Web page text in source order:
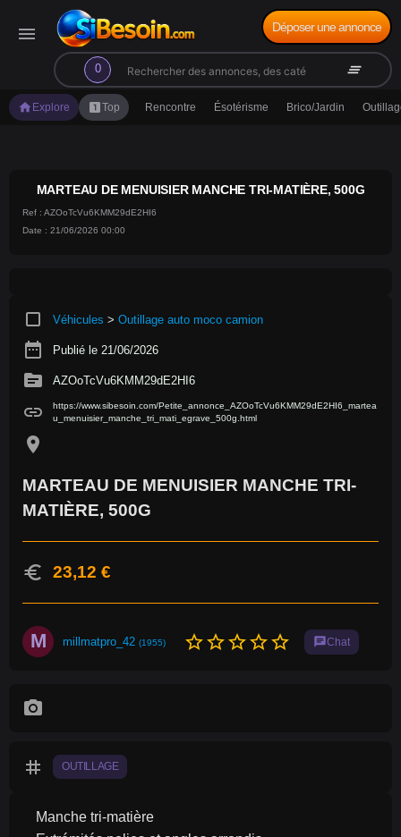
menu
0
search clear_all
Déposer une annonce
home Explore looks_oneTop Rencontre Ésotérisme Brico/Jardin
MARTEAU DE MENUISIER MANCHE TRI-MATIÈRE, 500G
Ref : AZOoTcVu6KMM29dE2HI6
Date : 21/06/2026 00:00
crop_square Véhicules > Outillage auto moco camion
date_range Publié le 21/06/2026
source AZOoTcVu6KMM29dE2HI6
link
https://www.sibesoin.com/Petite_annonce_AZOoTcVu6KMM29dE2HI6_martea
u_menuisier_manche_tri_mati_egrave_500g.html
location_on
MARTEAU DE MENUISIER MANCHE TRI-
MATIÈRE, 500G
euro 23,12 €
M millmatpro_42 (1955) star_borderstar_borderstar_borderstar_borderstar_border chatChat
photo_camera
tag OUTILLAGE
Manche tri-matière